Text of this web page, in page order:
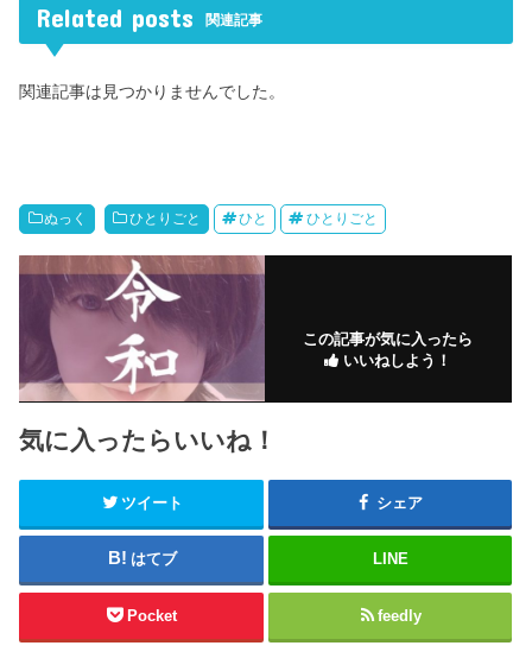
Related posts 関連記事
関連記事は見つかりませんでした。
ぬっく ひとりごと ひと ひとりごと
この記事が気に入ったら
いいねしよう！
気に入ったらいいね！
ツイート シェア
はてブ LINE
Pocket feedly